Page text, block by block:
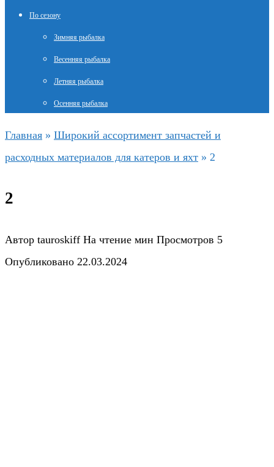
По сезону
Зимняя рыбалка
Весенняя рыбалка
Летняя рыбалка
Осенняя рыбалка
Главная » Широкий ассортимент запчастей и
расходных материалов для катеров и яхт » 2
2
Автор tauroskiff На чтение мин Просмотров 5
Опубликовано 22.03.2024